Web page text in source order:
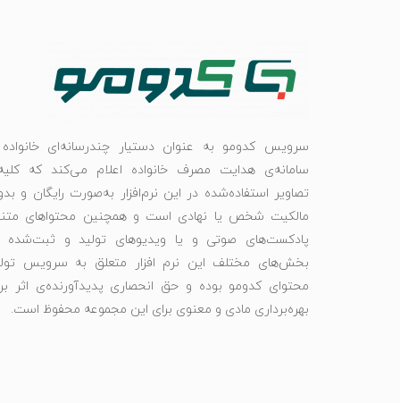
سرویس کدومو به عنوان دستیار چندرسانه‌ای
سامانه‌ی هدایت مصرف خانواده اعلام می‌کند که
تصاویر استفاده‌شده در این نرم‌افزار به‌صورت رایگان و
مالکیت شخص یا نهادی است و همچنین محتواهای
پادکست‌های صوتی و یا ویدیوهای تولید و ثبت‌شده
بخش‌های مختلف این نرم افزار متعلق به سرویس
محتوای کدومو بوده و حق انحصاری پدیدآورنده‌ی اثر
بهره‌برداری مادی و معنوی برای این مجموعه محفوظ است.